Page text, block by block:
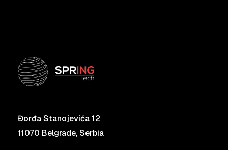
Đorđa Stanojevića 12
11070 Belgrade, Serbia